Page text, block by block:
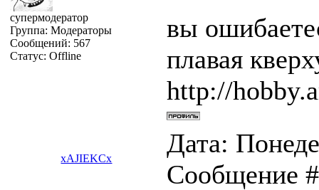
супермодератор
Группа: Модераторы
Сообщений: 567
Статус: Offline
вы
плавая
http://
xAJIEKCx
Дата:
Сообщение